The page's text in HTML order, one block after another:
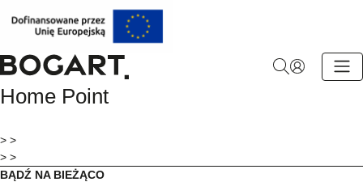
BOGART.
-
główna
Home Point
> >
> >
BĄDŹ NA BIEŻĄCO